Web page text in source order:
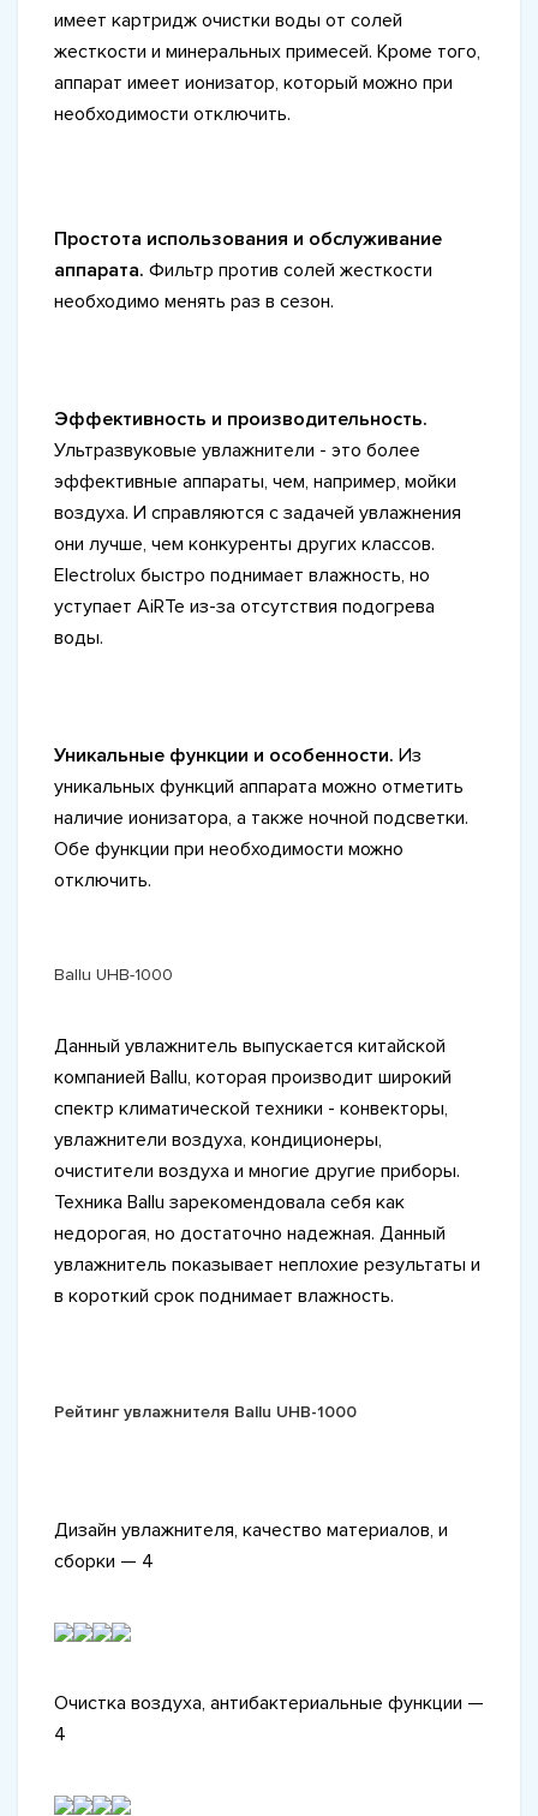
имеет картридж очистки воды от солей
жесткости и минеральных примесей. Кроме того,
аппарат имеет ионизатор, который можно при
необходимости отключить.
Простота использования и обслуживание
аппарата. Фильтр против солей жесткости
необходимо менять раз в сезон.
Эффективность и производительность.
Ультразвуковые увлажнители - это более
эффективные аппараты, чем, например, мойки
воздуха. И справляются с задачей увлажнения
они лучше, чем конкуренты других классов.
Electrolux быстро поднимает влажность, но
уступает AiRTe из-за отсутствия подогрева
воды.
Уникальные функции и особенности. Из
уникальных функций аппарата можно отметить
наличие ионизатора, а также ночной подсветки.
Обе функции при необходимости можно
отключить.
Ballu UHB-1000
Данный увлажнитель выпускается китайской
компанией Ballu, которая производит широкий
спектр климатической техники - конвекторы,
увлажнители воздуха, кондиционеры,
очистители воздуха и многие другие приборы.
Техника Ballu зарекомендовала себя как
недорогая, но достаточно надежная. Данный
увлажнитель показывает неплохие результаты и
в короткий срок поднимает влажность.
Рейтинг увлажнителя Ballu UHB-1000
Дизайн увлажнителя, качество материалов, и
сборки — 4
Очистка воздуха, антибактериальные функции —
4